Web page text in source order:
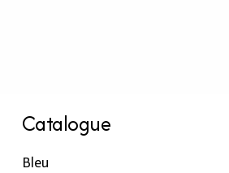
Catalogue
Bleu